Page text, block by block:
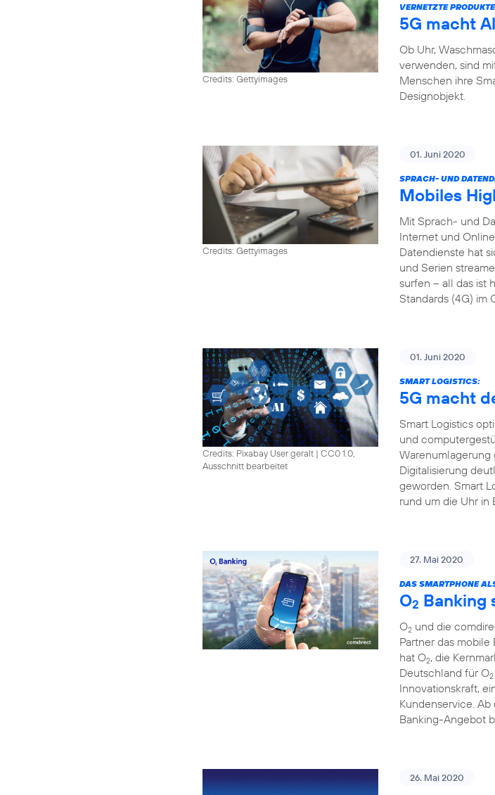
Credits: Gettyimages
VERNETZTE
5G macht
Ob Uhr,
verwenden, sind
Menschen ihre
Designobjekt.
Credits: Gettyimages
01. Juni 2020
SPRACH- UND
Mobiles
Mit Sprach- und
Internet und
Datendienste hat
und Serien
surfen – all das ist
Standards (4G) im
Credits: Pixabay User geralt | CC0 1.0,
Ausschnitt bearbeitet
01. Juni 2020
SMART LOGISTICS:
5G macht
Smart Logistics
und
Warenumlagerung
Digitalisierung
geworden. Smart
rund um die Uhr
27. Mai 2020
DAS SMARTPHONE
O2 Banking
O2 und die
Partner das
hat O2, die
Deutschland für O2
Innovationskraft,
Kundenservice.
Banking-Angebot
26. Mai 2020